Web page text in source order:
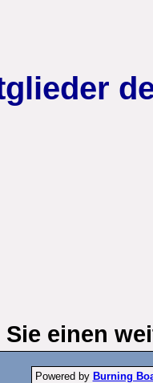
einen
Powered by Burning